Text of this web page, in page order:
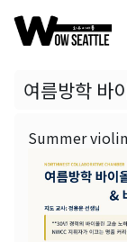
여름방학 바
Summer